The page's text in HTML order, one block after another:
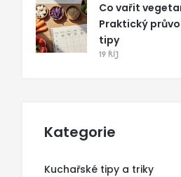
Co vařit
Praktický
tipy
19 ŘÍJ
Kategorie
Kuchařské tipy a triky